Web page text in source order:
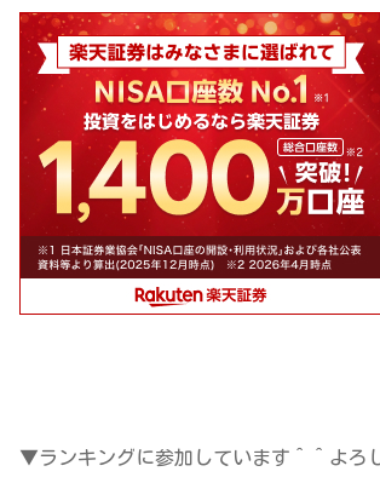
▼ランキングに参加しています＾＾よろ